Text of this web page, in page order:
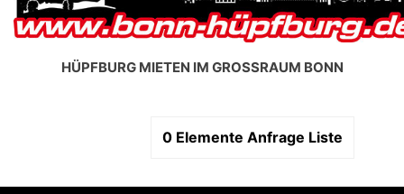
HÜPFBURG MIETEN IM GROSSRAUM BONN
0 Elemente Anfrage Liste